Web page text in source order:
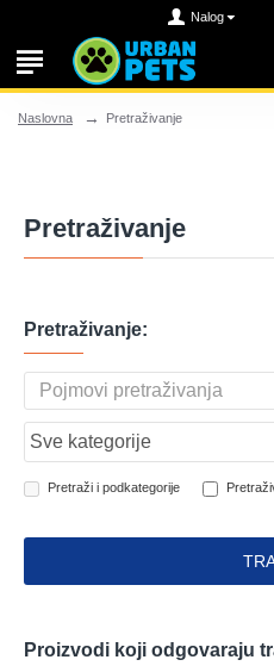
Nalog
Naslovna Pretraživanje
Pretraživanje
Pretraživanje:
Pretraži i podkategorije
Proizvodi koji odgovaraju